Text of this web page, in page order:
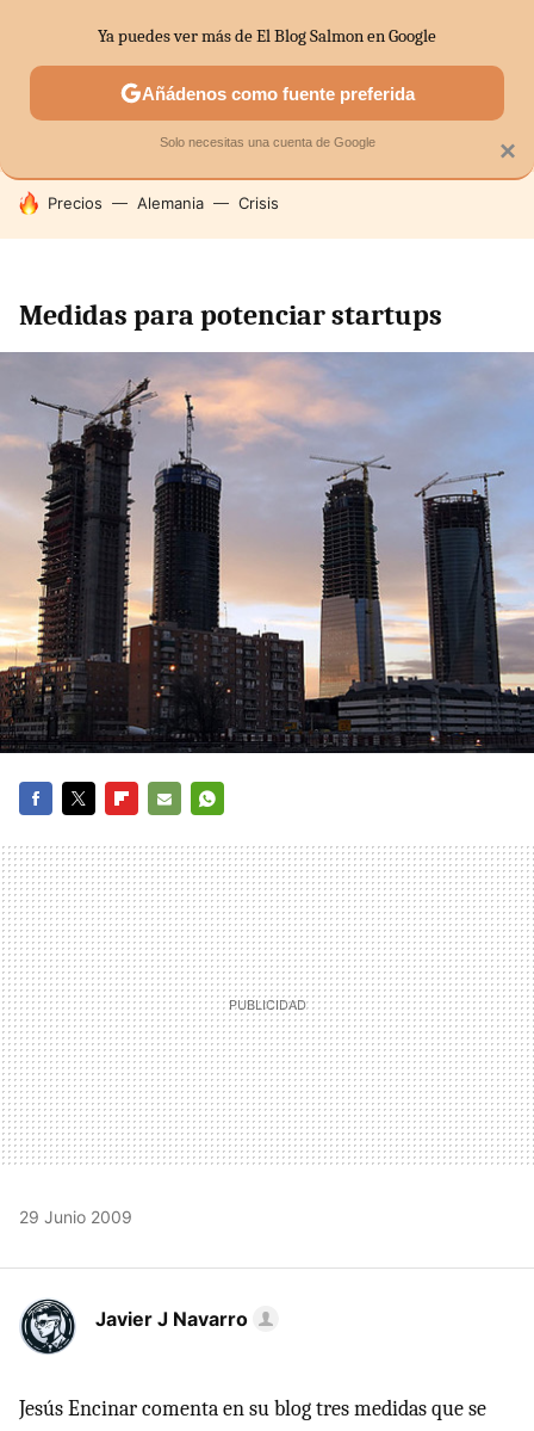
SECTORES ECONOMÍA DOMÉSTICA MERCADOS
HOY SE HABLA DE
Precios Alemania Crisis
Medidas para potenciar startups
MAIL
29 Junio 2009
Javier J Navarro
Jesús Encinar comenta en su blog tres medidas que se
×
Ya puedes ver más de El Blog Salmon en Google
Añádenos como fuente preferida
Solo necesitas una cuenta de Google